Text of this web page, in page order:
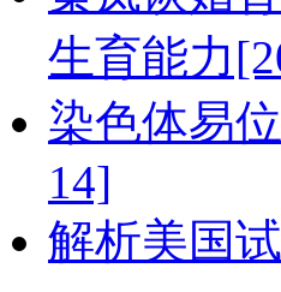
生育能力
染色体易
14]
解析美国